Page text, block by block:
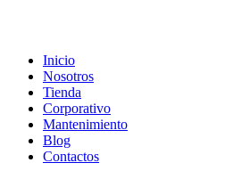
Inicio
Nosotros
Tienda
Corporativo
Mantenimiento
Blog
Contactos